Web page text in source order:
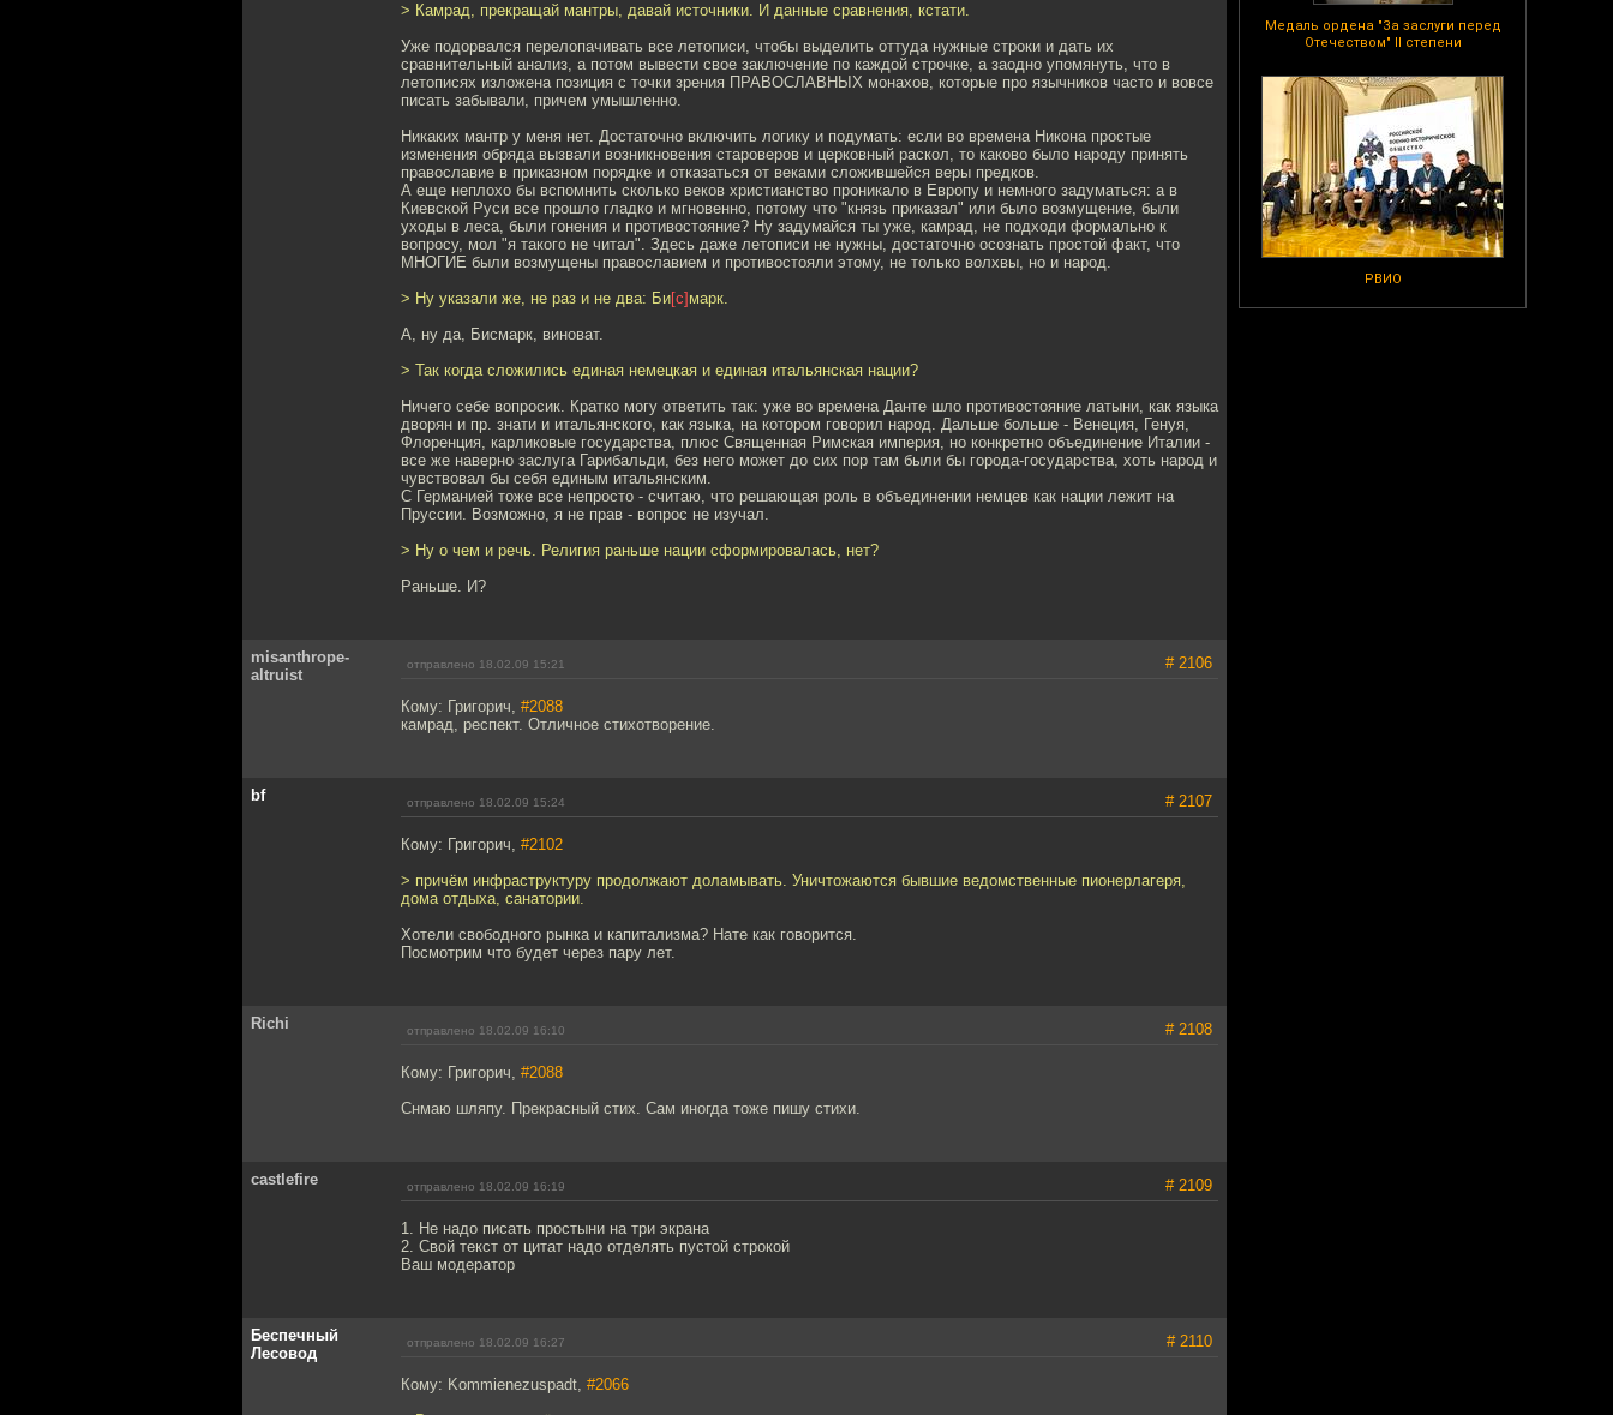
Медаль ордена "За заслуги перед
Отечеством" II степени
РВИО
> Камрад, прекращай мантры, давай источники. И данные сравнения, кстати.
Уже подорвался перелопачивать все летописи, чтобы выделить оттуда нужные строки и дать их
сравнительный анализ, а потом вывести свое заключение по каждой строчке, а заодно упомянуть, что в
летописях изложена позиция с точки зрения ПРАВОСЛАВНЫХ монахов, которые про язычников часто и вовсе
писать забывали, причем умышленно.
Никаких мантр у меня нет. Достаточно включить логику и подумать: если во времена Никона простые
изменения обряда вызвали возникновения староверов и церковный раскол, то каково было народу принять
православие в приказном порядке и отказаться от веками сложившейся веры предков.
А еще неплохо бы вспомнить сколько веков христианство проникало в Европу и немного задуматься: а в
Киевской Руси все прошло гладко и мгновенно, потому что "князь приказал" или было возмущение, были
уходы в леса, были гонения и противостояние? Ну задумайся ты уже, камрад, не подходи формально к
вопросу, мол "я такого не читал". Здесь даже летописи не нужны, достаточно осознать простой факт, что
МНОГИЕ были возмущены православием и противостояли этому, не только волхвы, но и народ.
> Ну указали же, не раз и не два: Би[с] марк.
А, ну да, Бисмарк, виноват.
> Так когда сложились единая немецкая и единая итальянская нации?
Ничего себе вопросик. Кратко могу ответить так: уже во времена Данте шло противостояние латыни, как языка
дворян и пр. знати и итальянского, как языка, на котором говорил народ. Дальше больше - Венеция, Генуя,
Флоренция, карликовые государства, плюс Священная Римская империя, но конкретно объединение Италии -
все же наверно заслуга Гарибальди, без него может до сих пор там были бы города-государства, хоть народ и
чувствовал бы себя единым итальянским.
С Германией тоже все непросто - считаю, что решающая роль в объединении немцев как нации лежит на
Пруссии. Возможно, я не прав - вопрос не изучал.
> Ну о чем и речь. Религия раньше нации сформировалась, нет?
Раньше. И?
misanthrope-
altruist
отправлено 18.02.09 15:21 # 2106
Кому: Григорич, #2088
камрад, респект. Отличное стихотворение.
bf отправлено 18.02.09 15:24 # 2107
Кому: Григорич, #2102
> причём инфраструктуру продолжают доламывать. Уничтожаются бывшие ведомственные пионерлагеря,
дома отдыха, санатории.
Хотели свободного рынка и капитализма? Нате как говорится.
Посмотрим что будет через пару лет.
Richi отправлено 18.02.09 16:10 # 2108
Кому: Григорич, #2088
Снмаю шляпу. Прекрасный стих. Сам иногда тоже пишу стихи.
castlefire отправлено 18.02.09 16:19 # 2109
1. Не надо писать простыни на три экрана
2. Свой текст от цитат надо отделять пустой строкой
Ваш модератор
Беспечный
Лесовод
отправлено 18.02.09 16:27 # 2110
Кому: Kommienezuspadt, #2066